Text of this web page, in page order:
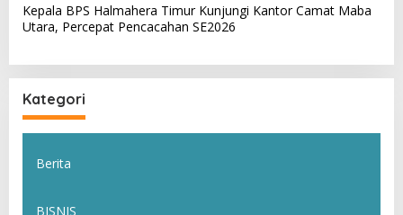
Kepala BPS Halmahera Timur Kunjungi Kantor Camat Maba
Utara, Percepat Pencacahan SE2026
Kategori
Berita
BISNIS